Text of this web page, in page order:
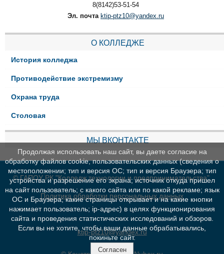
8(8142)53-51-54
Эл. почта ktip-ptz10@yandex.ru
О КОЛЛЕДЖЕ
История колледжа
Противодействие экстремизму
Охрана труда
Столовая
МЫ ВКОНТАКТЕ
© ГАПОУ РК "Колледж технологии и предпринимательства"
Политика обработки персональных данных
ktip-ptz10@yandex.ru
Продолжая использовать наш сайт, вы даете согласие на
обработку файлов cookie, пользовательских данных (сведения о
местоположении; тип и версия ОС; тип и версия Браузера; тип
устройства и разрешение его экрана; источник откуда пришел
на сайт пользователь; с какого сайта или по какой рекламе; язык
ОС и Браузера; какие страницы открывает и на какие кнопки
нажимает пользователь; ip-адрес) в целях функционирования
сайта и проведения статистических исследований и обзоров.
Если вы не хотите, чтобы ваши данные обрабатывались,
покиньте сайт.
Согласен